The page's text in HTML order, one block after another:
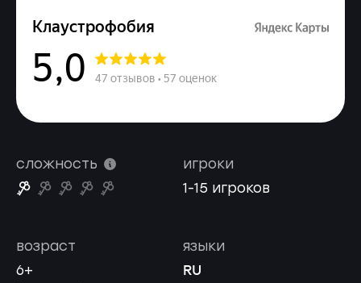
сложность
игроки
1-15 игроков
языки
RU
возраст
6+